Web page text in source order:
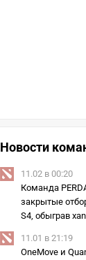
Новости
11.02 в 00:20
Команда
закрытые
S4, обыграв
11.01 в 21:19
OneMove и